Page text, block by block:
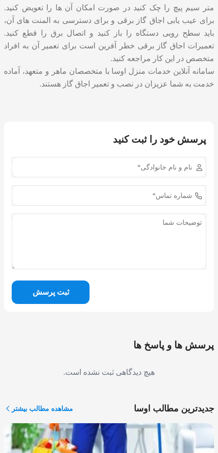
متر سیم پیچ را چک کنید در صورت امکان آن ها را تعویض کنید.
برای عیب یابی اجاق گاز برقی و برای دسترسی به المنت های آن،
باید سطح رویی دستگاه را باز کنید و اتصال برق را قطع کنید.
تعمیرات اجاق گاز برقی خطر آفرین است برای تعمیر آن به افراد
متخصص در این کار مراجعه کنید.
سامانه آنلاین خدمات منزل اوسا با متخصصان ماهر و متعهد، آماده
خدمت به شما عزیزان در نصب و تعمیر اجاق گاز هستند.
پرسش خود را ثبت کنید
ثبت پرسش
پرسش ها و پاسخ ها
هیچ دیدگاهی ثبت نشده است.
جدیدترین مطالب اوسا مشاهده مطالب بیشتر